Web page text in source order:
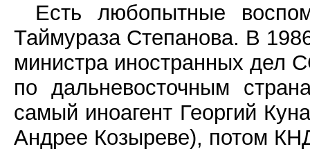
Есть любопытные
Таймураза Степанова. В
министра иностранных дел
по дальневосточным
самый иноагент Георгий
Андрее Козыреве), потом